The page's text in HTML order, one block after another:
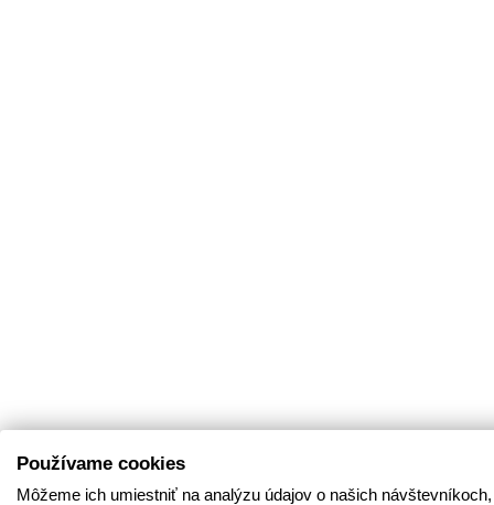
Používame cookies
Môžeme ich umiestniť na analýzu údajov o našich